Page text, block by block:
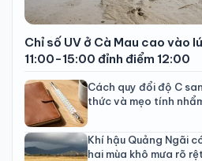
Chỉ số UV ở Cà Mau cao vào
11:00-15:00 đỉnh điểm 12:00
Cách quy đổi độ C
thức và mẹo tính
Khí hậu Quảng Ngãi
hai mùa khô mưa rõ rệt